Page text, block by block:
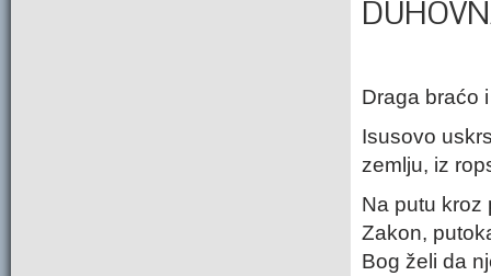
Draga braćo
Isusovo
zemlju, iz
Na putu kroz
Zakon,
Bog želi da